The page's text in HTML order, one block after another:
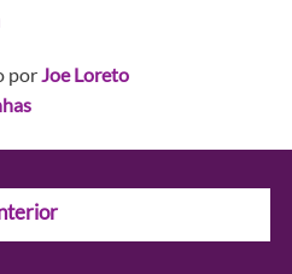
porJoe Loreto